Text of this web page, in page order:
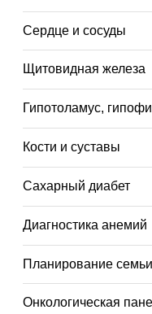
Сердце и сосуды
Щитовидная железа
Гипотоламус,
Кости и суставы
Сахарный диабет
Диагностика анемий
Планирование семьи
Онкологическая